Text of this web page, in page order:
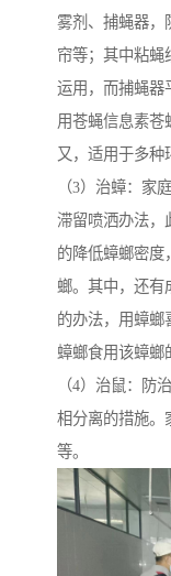
雾剂、捕蝇器，
帘等；其中粘蝇
运用，而捕蝇器
用苍蝇信息素苍
又，适用于多种
（3）治蟑：家
滞留喷洒办法，
的降低蟑螂密度
螂。其中，还有
的办法，用蟑螂
蟑螂食用该蟑螂
（4）治鼠：防
相分离的措施。
等。